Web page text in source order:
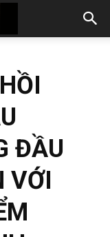
ĐẦU
VỚI